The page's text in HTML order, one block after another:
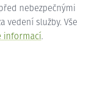
nebezpečnými
vedení služby. Vše
informací.